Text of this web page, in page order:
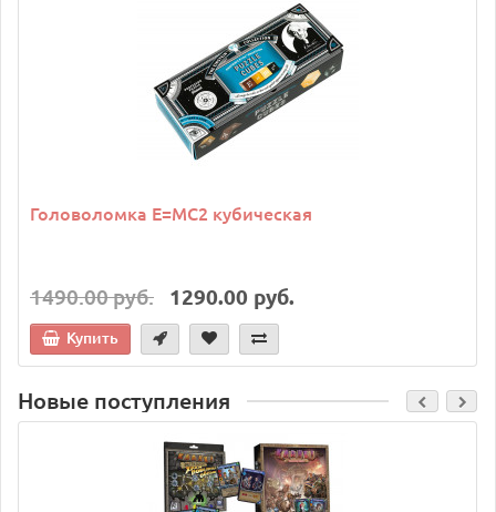
Головоломка E=MC2 кубическая
1490.00 руб. 1290.00 руб.
Купить
Новые поступления